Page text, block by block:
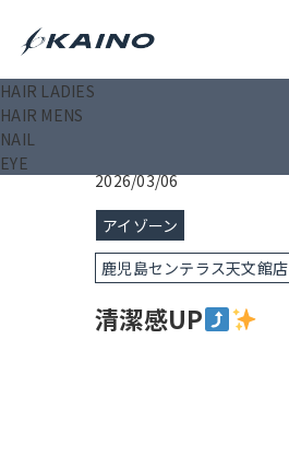
HAIR LADIES
HAIR MENS
NAIL
EYE
2026/03/06
アイゾーン
鹿児島センテラス天文館店
清潔感UP